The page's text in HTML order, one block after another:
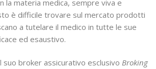
la materia medica, sempre viva e
è difficile trovare sul mercato prodotti
a tutelare il medico in tutte le sue
ed esaustivo.
suo broker assicurativo esclusivo Broking